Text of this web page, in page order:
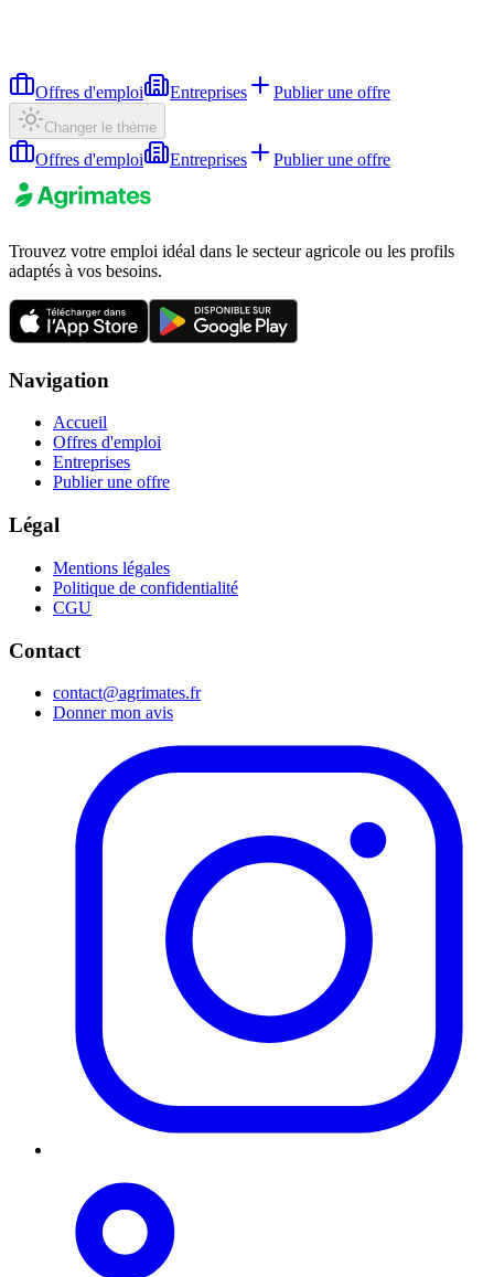
Offres d'emploi Entreprises Publier une offre
Changer le thème
Offres d'emploi Entreprises Publier une offre
Trouvez votre emploi idéal dans le secteur agricole ou les profils
adaptés à vos besoins.
Navigation
Accueil
Offres d'emploi
Entreprises
Publier une offre
Légal
Mentions légales
Politique de confidentialité
CGU
Contact
contact@agrimates.fr
Donner mon avis